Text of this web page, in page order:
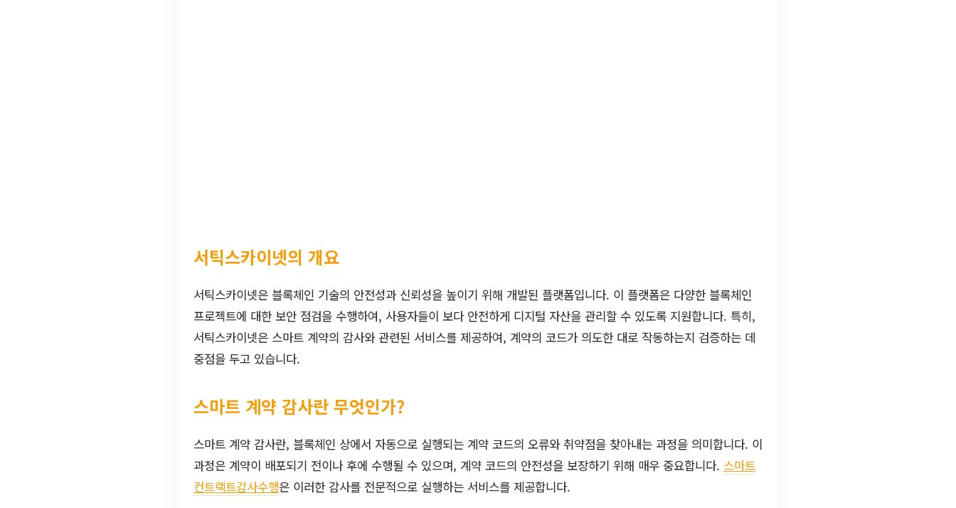
서틱스카이넷의 개요
서틱스카이넷은 블록체인 기술의 안전성과 신뢰성을 높이기 위해 개발된 플랫폼입니다. 이 플랫폼은 다양한 블록체인
프로젝트에 대한 보안 점검을 수행하여, 사용자들이 보다 안전하게 디지털 자산을 관리할 수 있도록 지원합니다. 특히,
서틱스카이넷은 스마트 계약의 감사와 관련된 서비스를 제공하여, 계약의 코드가 의도한 대로 작동하는지 검증하는 데
중점을 두고 있습니다.
스마트 계약 감사란 무엇인가?
스마트 계약 감사란, 블록체인 상에서 자동으로 실행되는 계약 코드의 오류와 취약점을 찾아내는 과정을 의미합니다. 이
과정은 계약이 배포되기 전이나 후에 수행될 수 있으며, 계약 코드의 안전성을 보장하기 위해 매우 중요합니다. 스마트
컨트랙트감사수행은 이러한 감사를 전문적으로 실행하는 서비스를 제공합니다.